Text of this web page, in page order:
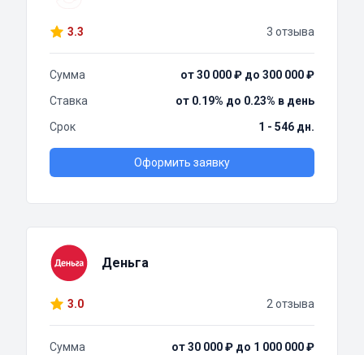
3.3 3 отзыва
Сумма
от 30 000 ₽ до 300 000 ₽
Ставка
от 0.19% до 0.23% в день
Срок
1 - 546 дн.
Оформить заявку
Деньга
3.0 2 отзыва
Сумма
от 30 000 ₽ до 1 000 000 ₽